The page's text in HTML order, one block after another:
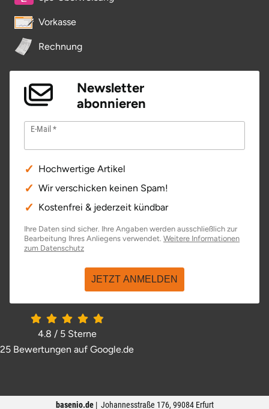
Vorkasse
Rechnung
Newsletter
abonnieren
E-Mail
Hochwertige Artikel
Wir verschicken keinen Spam!
Kostenfrei & jederzeit kündbar
Ihre Daten sind sicher. Ihre Angaben werden ausschließlich zur
Bearbeitung Ihres Anliegens verwendet. Weitere Informationen
zum Datenschutzöffnet in neuem Fenster
JETZT ANMELDEN
4.8 / 5Sterne
25 Bewertungen auf Google.de
basenio.de| Johannesstraße 176, 99084 Erfurt